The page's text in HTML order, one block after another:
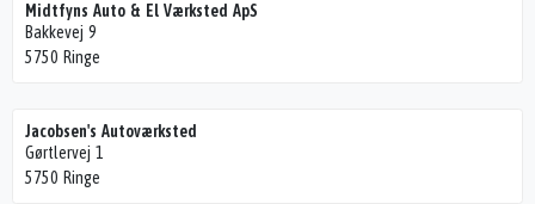
Midtfyns Auto & El Værksted ApS
Bakkevej 9
5750 Ringe
Jacobsen's Autoværksted
Gørtlervej 1
5750 Ringe